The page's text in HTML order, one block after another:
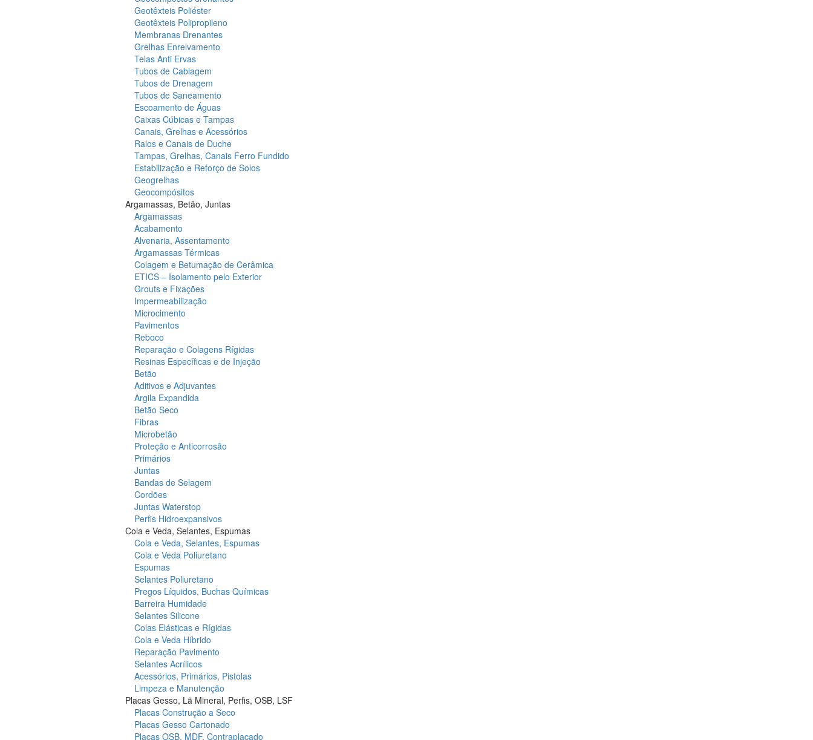
Geotêxteis Poliéster
Geotêxteis Polipropileno
Membranas Drenantes
Grelhas Enrelvamento
Telas Anti Ervas
Tubos de Cablagem
Tubos de Drenagem
Tubos de Saneamento
Escoamento de Águas
Caixas Cúbicas e Tampas
Canais, Grelhas e Acessórios
Ralos e Canais de Duche
Tampas, Grelhas, Canais Ferro Fundido
Estabilização e Reforço de Solos
Geogrelhas
Geocompósitos
Argamassas, Betão, Juntas
Argamassas
Acabamento
Alvenaria, Assentamento
Argamassas Térmicas
Colagem e Betumação de Cerâmica
ETICS – Isolamento pelo Exterior
Grouts e Fixações
Impermeabilização
Microcimento
Pavimentos
Reboco
Reparação e Colagens Rígidas
Resinas Específicas e de Injeção
Betão
Aditivos e Adjuvantes
Argila Expandida
Betão Seco
Fibras
Microbetão
Proteção e Anticorrosão
Primários
Juntas
Bandas de Selagem
Cordões
Juntas Waterstop
Perfis Hidroexpansivos
Cola e Veda, Selantes, Espumas
Cola e Veda, Selantes, Espumas
Cola e Veda Poliuretano
Espumas
Selantes Poliuretano
Pregos Líquidos, Buchas Químicas
Barreira Humidade
Selantes Silicone
Colas Elásticas e Rígidas
Cola e Veda Híbrido
Reparação Pavimento
Selantes Acrílicos
Acessórios, Primários, Pistolas
Limpeza e Manutenção
Placas Gesso, Lã Mineral, Perfis, OSB, LSF
Placas Construção a Seco
Placas Gesso Cartonado
Placas OSB, MDF, Contraplacado